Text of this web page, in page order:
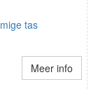
tas
Meer info